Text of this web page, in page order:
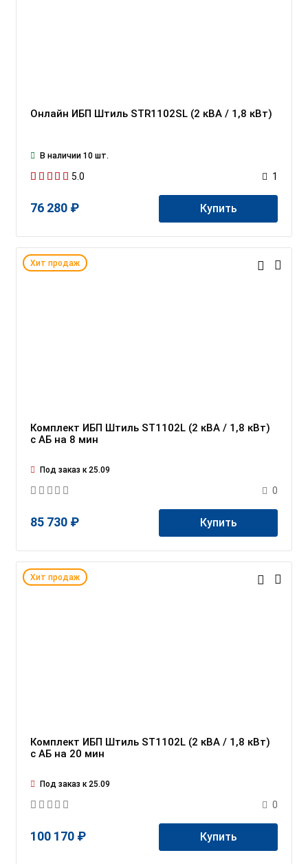
Онлайн ИБП Штиль STR1102SL (2 кВА / 1,8 кВт)
В наличии 10 шт.
5.0 1
76 280 ₽ Купить
Хит продаж
Комплект ИБП Штиль ST1102L (2 кВА / 1,8 кВт)
c АБ на 8 мин
Под заказ к 25.09
0
85 730 ₽ Купить
Хит продаж
Комплект ИБП Штиль ST1102L (2 кВА / 1,8 кВт)
c АБ на 20 мин
Под заказ к 25.09
0
100 170 ₽ Купить